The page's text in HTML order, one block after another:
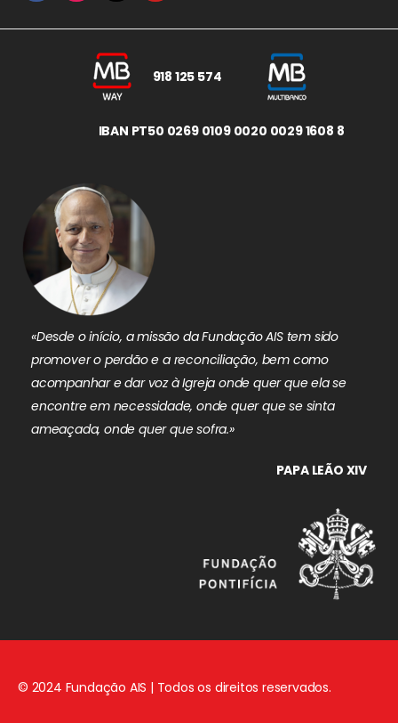
918 125 574
IBAN PT50 0269 0109 0020 0029 1608 8
«Desde o início, a missão da Fundação AIS tem sido
promover o perdão e a reconciliação, bem como
acompanhar e dar voz à Igreja onde quer que ela se
encontre em necessidade, onde quer que se sinta
ameaçada, onde quer que sofra.»
PAPA LEÃO XIV
© 2024 Fundação AIS | Todos os direitos reservados.